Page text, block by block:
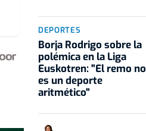
DEPORTES
Borja Rodrigo sobre la
polémica en la Liga
Euskotren: "El remo no
es un deporte
aritmético"